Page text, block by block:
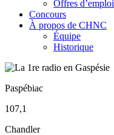
Offres d’emploi
Concours
À propos de CHNC
Équipe
Historique
Paspébiac
107,1
Chandler